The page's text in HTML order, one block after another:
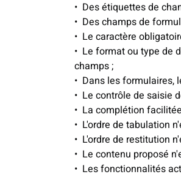
Des étiquettes de
Des champs de
Le caractère
Le format ou type de
champs ;
Dans les formulaires,
Le contrôle de saisie
La complétion
L'ordre de tabulation
L'ordre de restitution
Le contenu proposé
Les fonctionnalités